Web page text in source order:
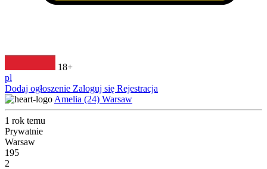
18+
pl
Dodaj ogłoszenie Zaloguj się Rejestracja
Amelia (24) Warsaw
1 rok temu
Prywatnie
Warsaw
195
2